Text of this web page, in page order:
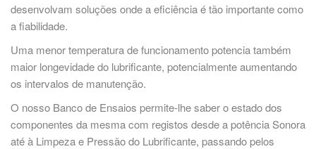
desenvolvam soluções onde a eficiência é tão importante como
a fiabilidade.
Uma menor temperatura de funcionamento potencia também
maior longevidade do lubrificante, potencialmente aumentando
os intervalos de manutenção.
O nosso Banco de Ensaios permite-lhe saber o estado dos
componentes da mesma com registos desde a potência Sonora
até à Limpeza e Pressão do Lubrificante, passando pelos